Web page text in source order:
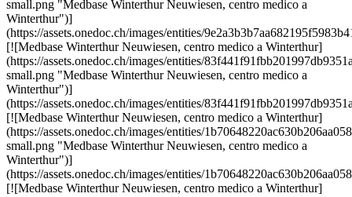
small.png "Medbase Winterthur Neuwiesen, centro medico a
Winterthur")]
(https://assets.onedoc.ch/images/entities/
[![Medbase Winterthur Neuwiesen, centro medico a Winterthur]
(https://assets.onedoc.ch/images/entities/
small.png "Medbase Winterthur Neuwiesen, centro medico a
Winterthur")]
(https://assets.onedoc.ch/images/entities/
[![Medbase Winterthur Neuwiesen, centro medico a Winterthur]
(https://assets.onedoc.ch/images/entities/
small.png "Medbase Winterthur Neuwiesen, centro medico a
Winterthur")]
(https://assets.onedoc.ch/images/entities/
[![Medbase Winterthur Neuwiesen, centro medico a Winterthur]